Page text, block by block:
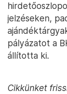
jelzéseken,
pályázatot a
állította ki.
Cikkünket